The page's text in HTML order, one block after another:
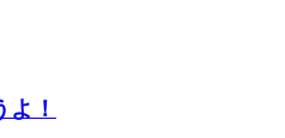
！